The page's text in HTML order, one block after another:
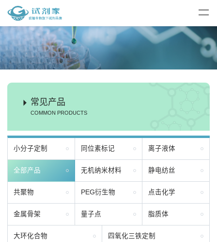
常见产品
COMMON PRODUCTS
小分子定制 同位素标记 离子液体
全部产品 无机纳米材料 静电纺丝
共聚物 PEG衍生物 点击化学
金属骨架 量子点 脂质体
大环化合物 四氧化三铁定制